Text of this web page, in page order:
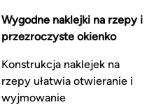
Wygodne naklejki na rzepy i
przezroczyste okienko
Konstrukcja naklejek na
rzepy ułatwia otwieranie i
wyjmowanie